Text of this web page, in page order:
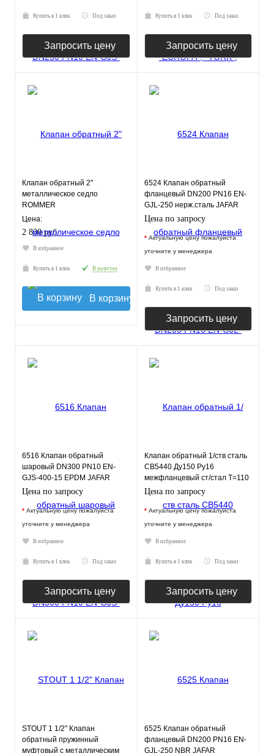
Купить в 1 клик Под заказ
Запросить цену
Купить в 1 клик Под заказ
Запросить цену
Клапан обратный 2"
металлическое седло
ROMMER
Цена:
2 830 руб.
В избранное
Купить в 1 клик В наличии
В корзину
6524 Клапан обратный
фланцевый DN200 PN16 EN-
GJL-250 нерж.сталь JAFAR
Цена по запросу
* Актуальную цену пожалуйста
уточните у менеджера
В избранное
Купить в 1 клик Под заказ
Запросить цену
6516 Клапан обратный
шаровый DN300 PN10 EN-
GJS-400-15 EPDM JAFAR
Цена по запросу
* Актуальную цену пожалуйста
уточните у менеджера
В избранное
Купить в 1 клик Под заказ
Запросить цену
Клапан обратный 1/ств сталь
CB5440 Ду150 Ру16
межфланцевый ст/стал T=110
Tecofi CB5440-0150
Цена по запросу
* Актуальную цену пожалуйста
уточните у менеджера
В избранное
Купить в 1 клик Под заказ
Запросить цену
STOUT 1 1/2" Клапан
обратный пружинный
муфтовый с металлическим
6525 Клапан обратный
фланцевый DN200 PN16 EN-
GJL-250 NBR JAFAR